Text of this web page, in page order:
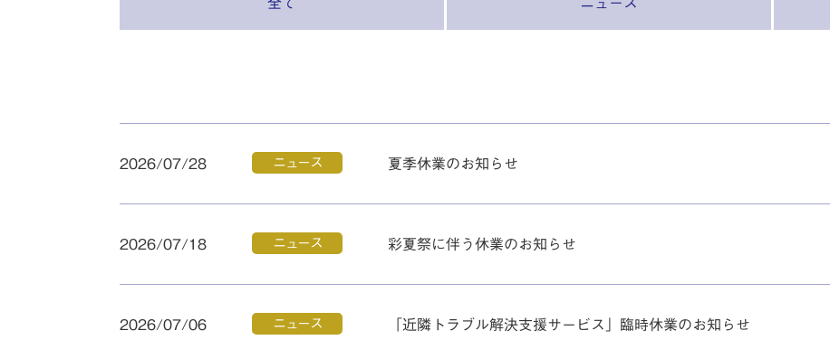
2026/07/28 ニュース 夏季休業のお知らせ
2026/07/18 ニュース 彩夏祭に伴う休業のお知らせ
2026/07/06 ニュース 「近隣トラブル解決支援サービス」臨時休業のお知らせ